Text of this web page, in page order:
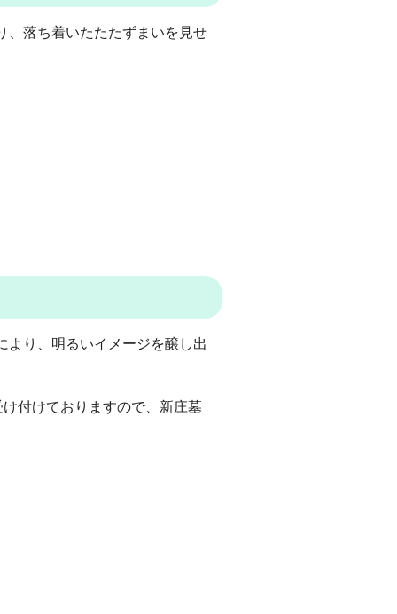
、落ち着いたたたずまいを見せ
より、明るいイメージを醸し出
付けておりますので、新庄墓